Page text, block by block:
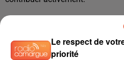
Le respect de
priorité